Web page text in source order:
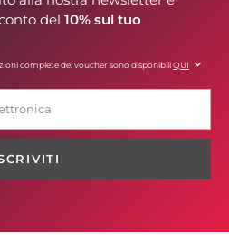
del 10% sul tuo
complete del voucher sono disponibiliQUI